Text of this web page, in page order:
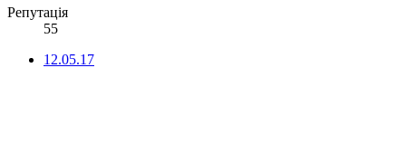
Репутація
55
12.05.17